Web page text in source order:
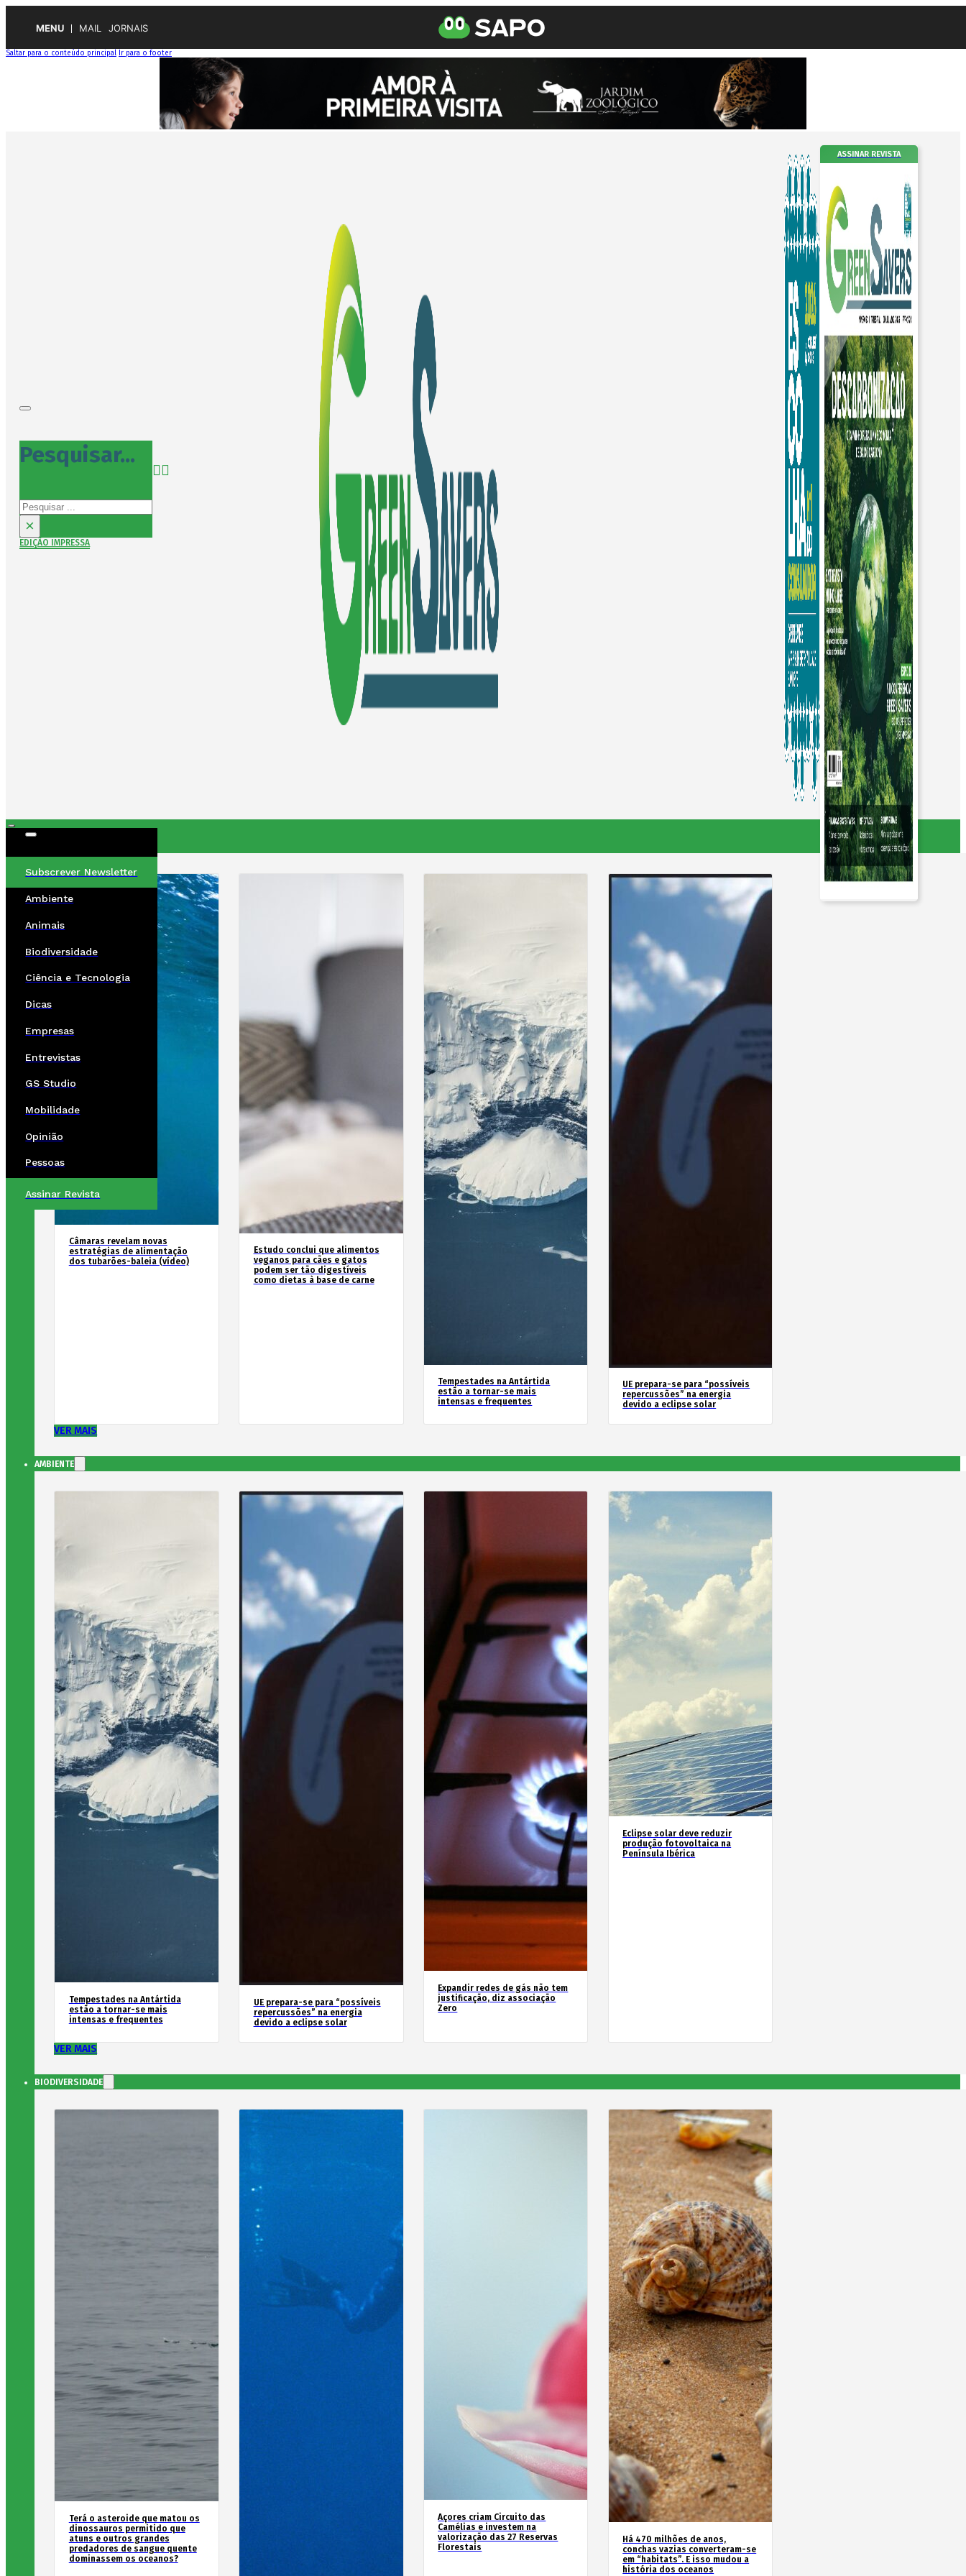
MENU MAIL JORNAIS
Saltar para o conteúdo principal Ir para o footer
Pesquisar...
Pesquisar
×
EDIÇÃO IMPRESSA
ASSINAR REVISTA
Subscrever Newsletter
Ambiente
Animais
Biodiversidade
Ciência e Tecnologia
Dicas
Empresas
Entrevistas
GS Studio
Mobilidade
Opinião
Pessoas
Assinar Revista
Câmaras revelam novas
estratégias de alimentação
dos tubarões-baleia (vídeo)
Estudo conclui que alimentos
veganos para cães e gatos
podem ser tão digestíveis
como dietas à base de carne
Tempestades na Antártida
estão a tornar-se mais
intensas e frequentes
UE prepara-se para “possíveis
repercussões” na energia
devido a eclipse solar
VER MAIS
AMBIENTE
Tempestades na Antártida
estão a tornar-se mais
intensas e frequentes
UE prepara-se para “possíveis
repercussões” na energia
devido a eclipse solar
Expandir redes de gás não tem
justificação, diz associação
Zero
Eclipse solar deve reduzir
produção fotovoltaica na
Península Ibérica
VER MAIS
BIODIVERSIDADE
Terá o asteroide que matou os
dinossauros permitido que
atuns e outros grandes
predadores de sangue quente
dominassem os oceanos?
Açores criam Circuito das
Camélias e investem na
valorização das 27 Reservas
Florestais
Há 470 milhões de anos,
conchas vazias converteram-se
em “habitats”. E isso mudou a
história dos oceanos